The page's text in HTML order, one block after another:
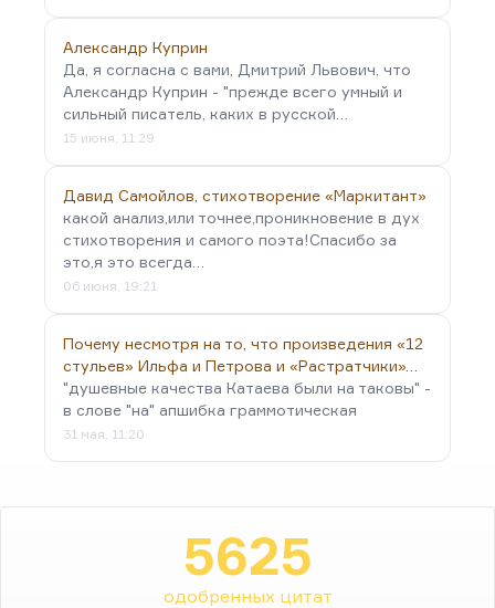
Александр Куприн
Да, я согласна с вами, Дмитрий Львович, что
Александр Куприн - "прежде всего умный и
сильный писатель, каких в русской…
15 июня, 11:29
Давид Самойлов, стихотворение «Маркитант»
какой анализ,или точнее,проникновение в дух
стихотворения и самого поэта!Спасибо за
это,я это всегда…
06 июня, 19:21
Почему несмотря на то, что произведения «12
стульев» Ильфа и Петрова и «Растратчики»…
"душевные качества Катаева были на таковы" -
в слове "на" апшибка граммотическая
31 мая, 11:20
5625
одобренных цитат